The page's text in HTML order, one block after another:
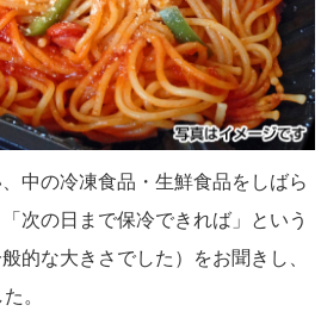
中の冷凍食品・生鮮食品をしばら
次の日まで保冷できれば」という
的な大きさでした）をお聞きし、
。